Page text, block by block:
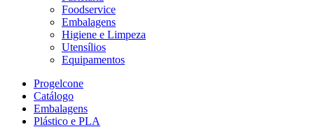
Foodservice
Embalagens
Higiene e Limpeza
Utensílios
Equipamentos
Progelcone
Catálogo
Embalagens
Plástico e PLA